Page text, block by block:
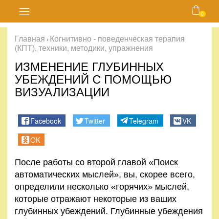
Блог
Курсы
Карта
сайта
Личный
кабинет
Контакты
0
Главная › Когнитивно - поведенческая терапия
(КПТ), техники, методики, упражнения
ИЗМЕНЕНИЕ ГЛУБИННЫХ
УБЕЖДЕНИЙ С ПОМОЩЬЮ
ВИЗУАЛИЗАЦИИ
Facebook Twitter Telegram
VK
OK
После работы со второй главой «Поиск
автоматических мыслей», вы, скорее всего,
определили несколько «горячих» мыслей,
которые отражают некоторые из ваших
глубинных убеждений. Глубинные убеждения